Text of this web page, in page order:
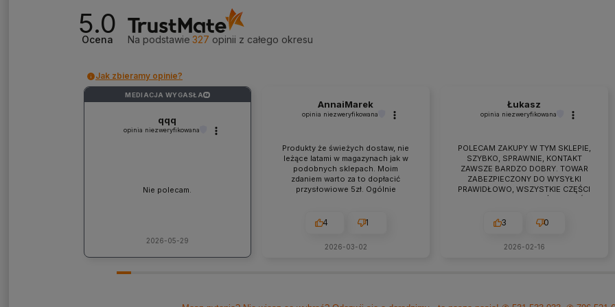
5.0
Ocena Na podstawie 327 opinii z całego okresu
Jak zbieramy opinie?
MEDIACJA WYGASŁA ?
qqq
opinia niezweryfikowana
Nie polecam.
2026-05-29
AnnaiMarek
opinia niezweryfikowana
Produkty że świeżych dostaw, nie
leżące latami w magazynach jak w
podobnych sklepach. Moim
zdaniem warto za to dopłacić
przysłowiowe 5zł. Ogólnie
jakieś problemy zawsze można
liczyć na szybką pomoc czy
Polecam z czystym sumieniem!
4 1
2026-03-02
Łukasz
opinia niezweryfikowana
POLECAM ZAKUPY W TYM SKLEPIE,
SZYBKO, SPRAWNIE, KONTAKT
ZAWSZE BARDZO DOBRY. TOWAR
ZABEZPIECZONY DO WYSYŁKI
PRAWIDŁOWO, WSZYSTKIE CZĘŚCI
BYŁY W ZESTAWIE. jEŻELI KTOŚ
WARTO TUTAJ
3 0
2026-02-16